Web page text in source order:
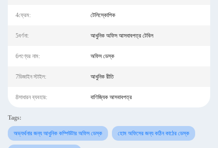
4ফ্রেম: টেলিস্কোপিক
5বর্ণনা: আধুনিক অফিস আসবাবপত্র টেবিল
6পণ্যের নাম: অফিস ডেস্ক
7ডিজাইন স্টাইল: আধুনিক রীতি
8সাধারন ব্যবহার: বাণিজ্যিক আসবাবপত্র
Tags:
অভ্যর্থনার জন্য আধুনিক কম্পিউটার অফিস ডেস্ক হোম অফিসের জন্য কঠিন কাঠের ডেস্ক